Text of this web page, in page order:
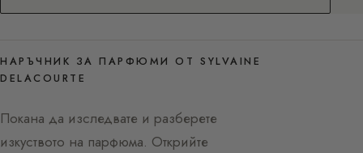
НАРЪЧНИК ЗА ПАРФЮМИ ОТ SYLVAINE
DELACOURTE
Покана да изследвате и разберете
изкуството на парфюма. Открийте